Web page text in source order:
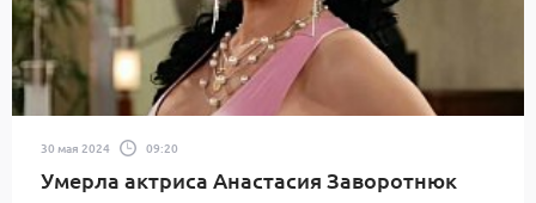
30 мая 2024 09:20
Умерла актриса Анастасия Заворотнюк